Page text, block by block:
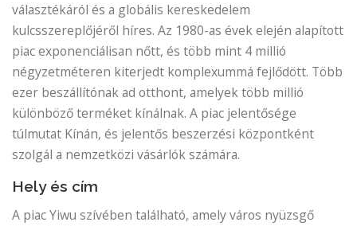
választékáról és a globális kereskedelem
kulcsszereplőjéről híres. Az 1980-as évek elején alapított
piac exponenciálisan nőtt, és több mint 4 millió
négyzetméteren kiterjedt komplexummá fejlődött. Több
ezer beszállítónak ad otthont, amelyek több millió
különböző terméket kínálnak. A piac jelentősége
túlmutat Kínán, és jelentős beszerzési központként
szolgál a nemzetközi vásárlók számára.
Hely és cím
A piac Yiwu szívében található, amely város nyüzsgő